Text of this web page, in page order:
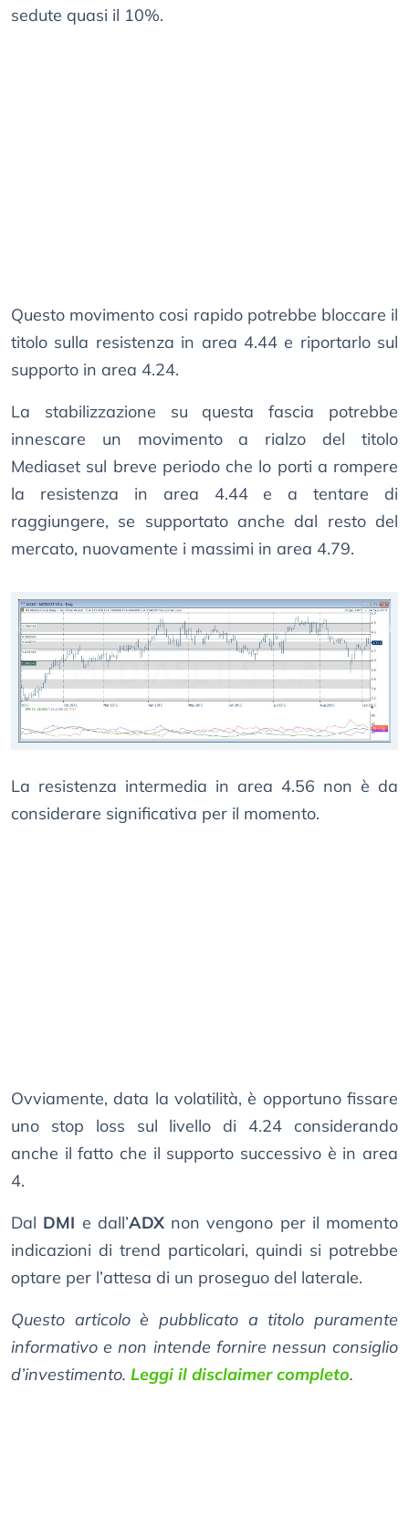
sedute quasi il 10%.
Questo movimento cosi rapido potrebbe bloccare il
titolo sulla resistenza in area 4.44 e riportarlo sul
supporto in area 4.24.
La stabilizzazione su questa fascia potrebbe
innescare un movimento a rialzo del titolo
Mediaset sul breve periodo che lo porti a rompere
la resistenza in area 4.44 e a tentare di
raggiungere, se supportato anche dal resto del
mercato, nuovamente i massimi in area 4.79.
La resistenza intermedia in area 4.56 non è da
considerare significativa per il momento.
Ovviamente, data la volatilità, è opportuno fissare
uno stop loss sul livello di 4.24 considerando
anche il fatto che il supporto successivo è in area
4.
Dal DMI e dall’ADX non vengono per il momento
indicazioni di trend particolari, quindi si potrebbe
optare per l’attesa di un proseguo del laterale.
Questo articolo è pubblicato a titolo puramente
informativo e non intende fornire nessun consiglio
d’investimento. Leggi il disclaimer completo.